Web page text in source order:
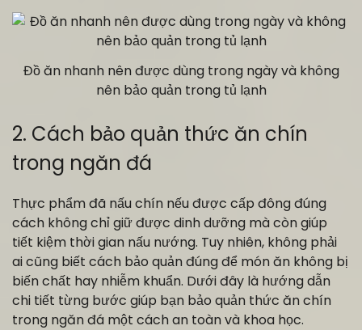
Đồ ăn nhanh nên được dùng trong ngày và không
nên bảo quản trong tủ lạnh
2. Cách bảo quản thức ăn chín
trong ngăn đá
Thực phẩm đã nấu chín nếu được cấp đông đúng
cách không chỉ giữ được dinh dưỡng mà còn giúp
tiết kiệm thời gian nấu nướng. Tuy nhiên, không phải
ai cũng biết cách bảo quản đúng để món ăn không bị
biến chất hay nhiễm khuẩn. Dưới đây là hướng dẫn
chi tiết từng bước giúp bạn bảo quản thức ăn chín
trong ngăn đá một cách an toàn và khoa học.